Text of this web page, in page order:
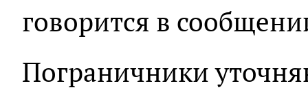
говорится в
Пограничники